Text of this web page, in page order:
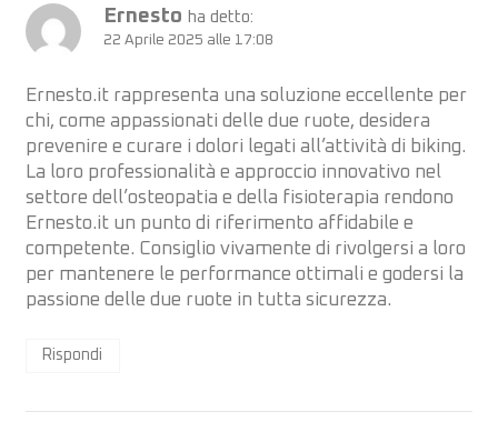
Ernesto ha detto:
22 Aprile 2025 alle 17:08
Ernesto.it rappresenta una soluzione eccellente per
chi, come appassionati delle due ruote, desidera
prevenire e curare i dolori legati all’attività di biking.
La loro professionalità e approccio innovativo nel
settore dell’osteopatia e della fisioterapia rendono
Ernesto.it un punto di riferimento affidabile e
competente. Consiglio vivamente di rivolgersi a loro
per mantenere le performance ottimali e godersi la
passione delle due ruote in tutta sicurezza.
Rispondi